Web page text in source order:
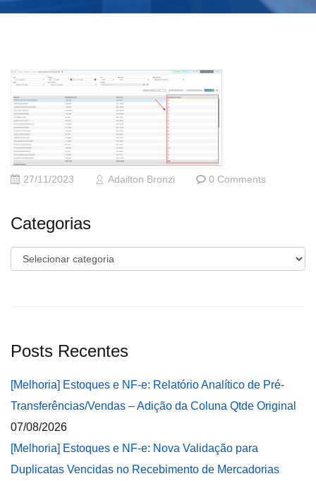
27/11/2023 Adailton Bronzi 0 Comments
Categorias
Categorias
Posts Recentes
[Melhoria] Estoques e NF-e: Relatório Analítico de Pré-
Transferências/Vendas – Adição da Coluna Qtde Original
07/08/2026
[Melhoria] Estoques e NF-e: Nova Validação para
Duplicatas Vencidas no Recebimento de Mercadorias